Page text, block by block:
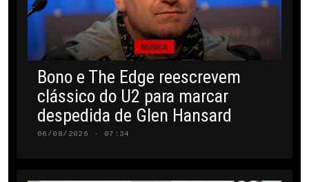
MÚSICA
Bono e The Edge reescrevem
clássico do U2 para marcar
despedida de Glen Hansard
06/08/2026 · 07:34